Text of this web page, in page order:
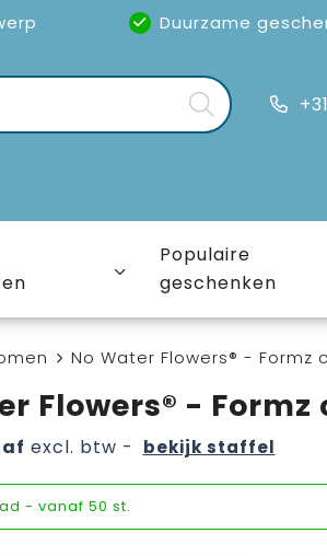
Duurzame
Populaire
geschenken
No Water Flowers® - Formz
Flowers® - Formz
excl. btw - bekijk staffel
- vanaf 50 st.